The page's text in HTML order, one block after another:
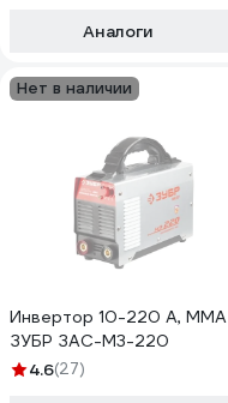
Аналоги
Нет в наличии
Инвертор 10-220 А, ММА
ЗУБР ЗАС-М3-220
4.6(27)